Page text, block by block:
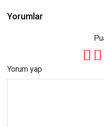
Yorumlar
Yorum yap